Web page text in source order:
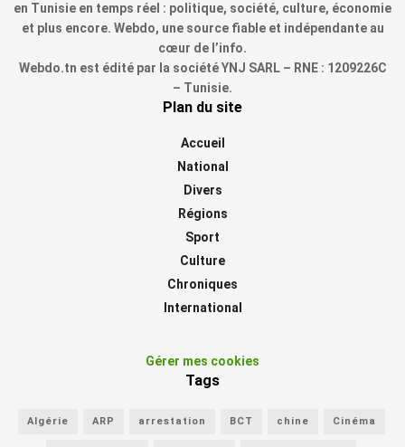
en Tunisie en temps réel : politique, société, culture, économie
et plus encore. Webdo, une source fiable et indépendante au
cœur de l’info.
Webdo.tn est édité par la société YNJ SARL – RNE : 1209226C
– Tunisie.
Plan du site
Accueil
National
Divers
Régions
Sport
Culture
Chroniques
International
Gérer mes cookies
Tags
Algérie ARP arrestation BCT chine Cinéma